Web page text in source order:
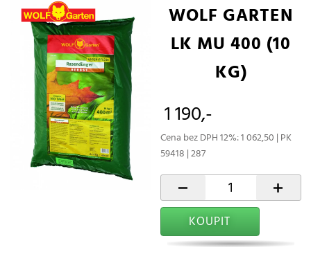
WOLF GARTEN
LK MU 400 (10
KG)
1 190,-
Cena bez DPH 12%: 1 062,50 | PK
59418 | 287
- +
KOUPIT